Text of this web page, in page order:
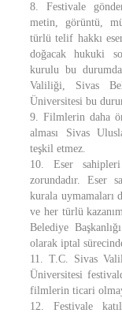
8. Festivale
metin, görüntü,
türlü telif hakkı
doğacak hukuki
kurulu bu
Valiliği, Sivas
Üniversitesi bu
9. Filmlerin daha
alması Sivas
teşkil etmez.
10. Eser
zorundadır. Eser
kurala uymamaları
ve her türlü
Belediye
olarak iptal
11. T.C. Sivas
Üniversitesi
filmlerin ticari
12. Festivale